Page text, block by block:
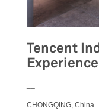
Tencent
CHONGQING, China